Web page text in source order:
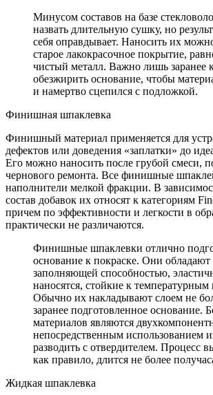
Минусом составов на базе
назвать длительную сушку, но
себя оправдывает. Наносить их
старое лакокрасочное покрытие,
чистый металл. Важно лишь заранее
обезжирить основание, чтобы
и намертво сцепился с подложкой.
Финишная шпаклевка
Финишный материал применяется для
дефектов или доведения «заплатки» до
Его можно наносить после грубой смеси,
чернового ремонта. Все финишные
наполнители мелкой фракции. В
состав добавок их относят к категориям
причем по эффективности и легкости в
практически не различаются.
Финишные шпаклевки отлично
основание к покраске. Они
заполняющей способностью,
наносятся, стойкие к температурным
Обычно их накладывают слоем не
заранее подготовленное основание.
материалов являются
непосредственным использованием
разводить с отвердителем. Процесс
как правило, длится не более
Жидкая шпаклевка